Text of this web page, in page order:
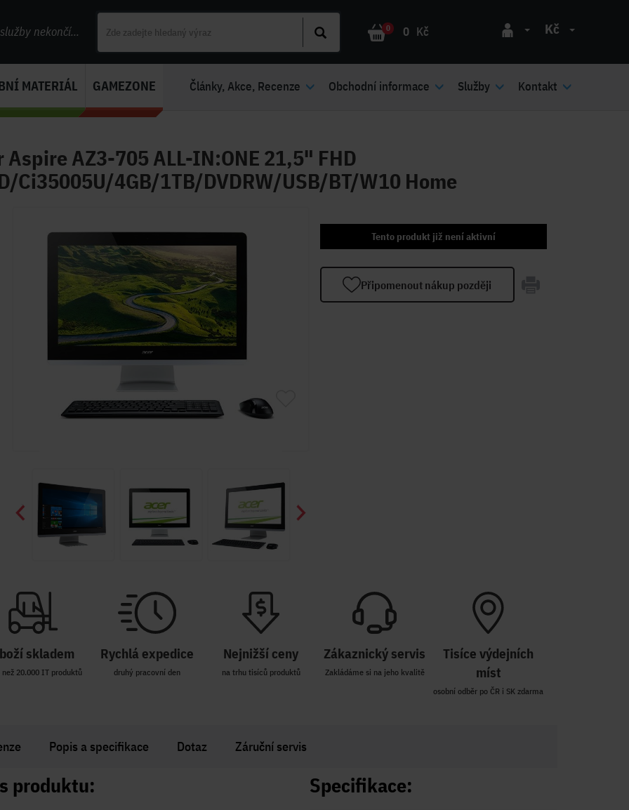
nekončí... 0 0 Kč Kč
MATERIÁL GAMEZONE Články, Akce, Recenze Obchodní informace Služby Kontakt
Aspire AZ3-705 ALL-IN:ONE 21,5" FHD
Ci35005U/4GB/1TB/DVDRW/USB/BT/W10 Home
Tento produkt již není aktivní
Připomenout nákup později
skladem
20.000 IT produktů
Rychlá expedice
druhý pracovní den
Nejnižší ceny
na trhu tisíců produktů
Zákaznický servis
Zakládáme si na jeho kvalitě
Tisíce výdejních
míst
osobní odběr po ČR i SK zdarma
Popis a specifikace Dotaz Záruční servis
produktu: Specifikace: